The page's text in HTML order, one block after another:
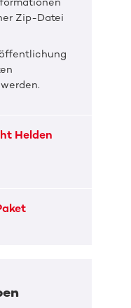
Zip-Datei
Helden